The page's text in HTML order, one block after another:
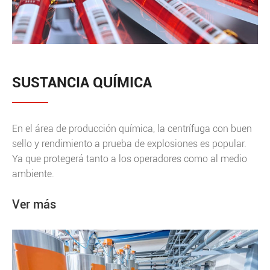
SUSTANCIA QUÍMICA
En el área de producción química, la centrífuga con buen
sello y rendimiento a prueba de explosiones es popular.
Ya que protegerá tanto a los operadores como al medio
ambiente.
Ver más